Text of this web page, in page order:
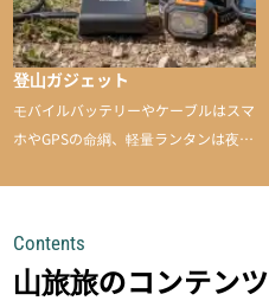
登山ガジェット
モバイルバッテリーやケーブルはスマ
ホやGPSの命綱、軽量ランタンは夜間
して安全にしてくれます
Contents
山旅旅のコンテンツ